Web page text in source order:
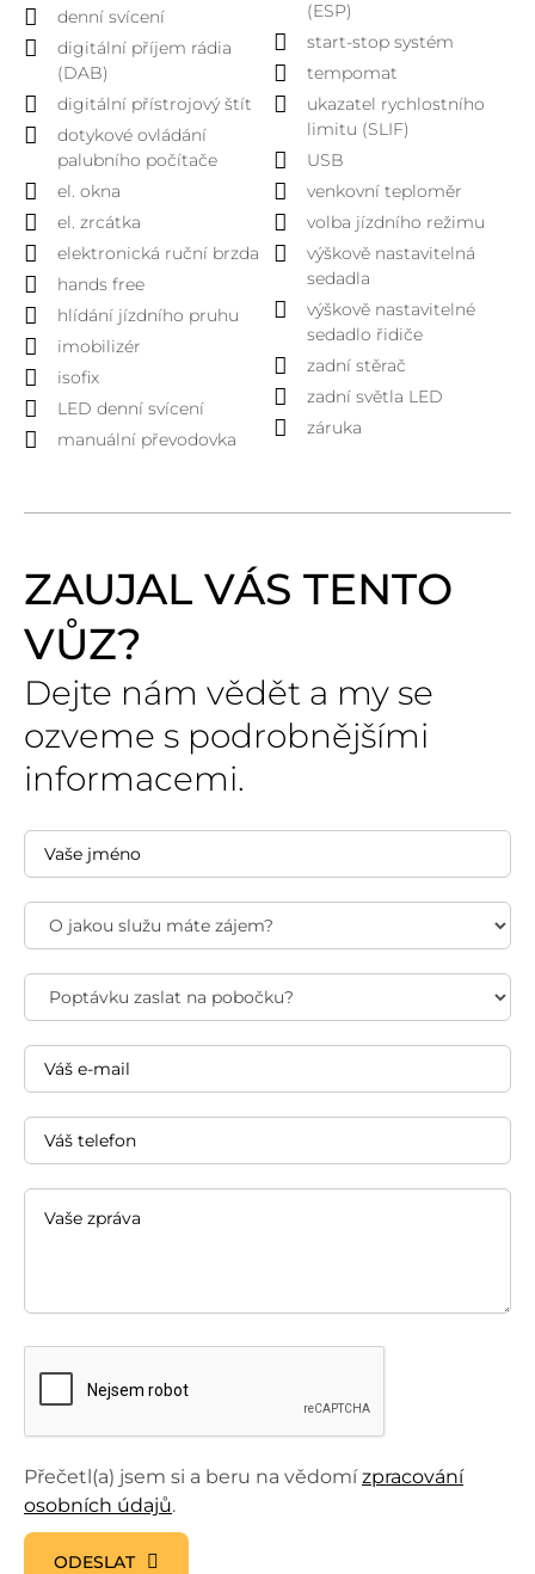
denní svícení
digitální příjem rádia
(DAB)
digitální přístrojový štít
dotykové ovládání
palubního počítače
el. okna
el. zrcátka
elektronická ruční brzda
hands free
hlídání jízdního pruhu
imobilizér
isofix
LED denní svícení
manuální převodovka
(ESP)
start-stop systém
tempomat
ukazatel rychlostního
limitu (SLIF)
USB
venkovní teploměr
volba jízdního režimu
výškově nastavitelná
sedadla
výškově nastavitelné
sedadlo řidiče
zadní stěrač
zadní světla LED
záruka
ZAUJAL VÁS TENTO
VŮZ?
Dejte nám vědět a my se
ozveme s podrobnějšími
informacemi.
Přečetl(a) jsem si a beru na vědomízpracování
osobních údajů.
ODESLAT